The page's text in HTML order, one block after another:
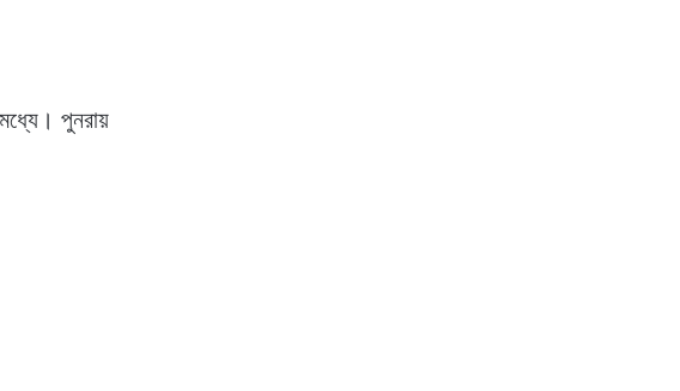
পুনরায়